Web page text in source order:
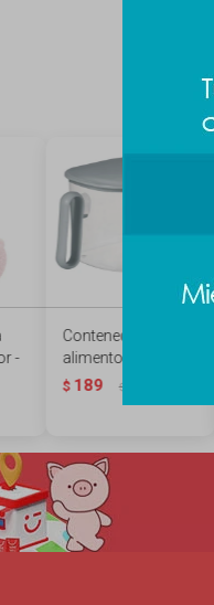
-
Contenedor de
alimentos 2.4lt
$ 189 $